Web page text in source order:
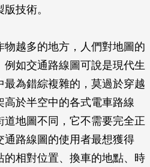
技術。
物越多的地方，人們對地圖的
如交通路線圖可說是現代生
為錯綜複雜的，莫過於穿越
於半空中的各式電車路線
道地圖不同，它不需要完全正
通路線圖的使用者最想獲得
的相對位置、換車的地點、時